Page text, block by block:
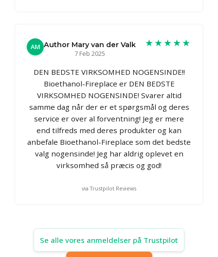
AM Author Mary van der Valk
7 Feb 2025
★★★★★
DEN BEDSTE VIRKSOMHED NOGENSINDE!!
Bioethanol-Fireplace er DEN BEDSTE
VIRKSOMHED NOGENSINDE! Svarer altid
samme dag når der er et spørgsmål og deres
service er over al forventning! Jeg er mere
end tilfreds med deres produkter og kan
anbefale Bioethanol-Fireplace som det bedste
valg nogensinde! Jeg har aldrig oplevet en
virksomhed så præcis og god!
via Trustpilot Reviews
Se alle vores anmeldelser på Trustpilot